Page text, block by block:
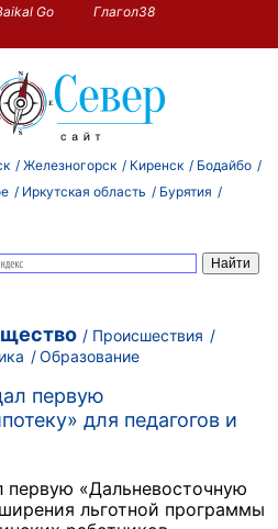
Go
Глагол38
Железногорск Киренск
Бодайбо
Иркутская область
Бурятия
Происшествия
Образование
первую
для педагогов и
первую «Дальневосточную
льготной программы